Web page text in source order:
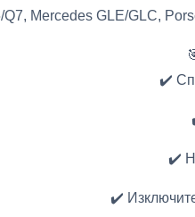
Q7, Mercedes GLE/GLC,
✔️
✔️
✔️